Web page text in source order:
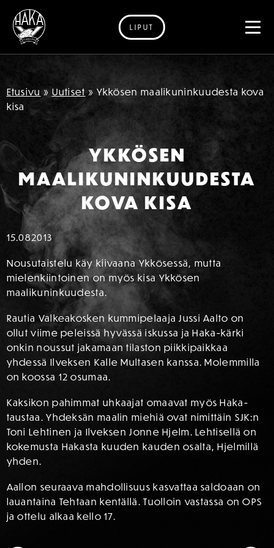
Siirry sisältöön
LIPUT
Etusivu » Uutiset » Ykkösen maalikuninkuudesta kova
kisa
YKKÖSEN
MAALIKUNINKUUDESTA
KOVA KISA
15.082013
Nousutaistelu käy kiivaana Ykkösessä, mutta
mielenkiintoinen on myös kisa Ykkösen
maalikuninkuudesta.
Rautia Valkeakosken kummipelaaja Jussi Aalto on
ollut viime peleissä hyvässä iskussa ja Haka-kärki
onkin noussut jakamaan tilaston piikkipaikkaa
yhdessä Ilveksen Kalle Multasen kanssa. Molemmilla
on koossa 12 osumaa.
Kaksikon pahimmat uhkaajat omaavat myös Haka-
taustaa. Yhdeksän maalin miehiä ovat nimittäin SJK:n
Toni Lehtinen ja Ilveksen Jonne Hjelm. Lehtisellä on
kokemusta Hakasta kuuden kauden osalta, Hjelmillä
yhden.
Aallon seuraava mahdollisuus kasvattaa saldoaan on
lauantaina Tehtaan kentällä. Tuolloin vastassa on OPS
ja ottelu alkaa kello 17.